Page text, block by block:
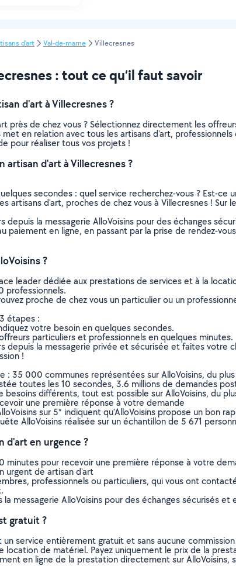
d'art Val-de-marne Villecresnes
: tout ce qu’il faut savoir
d'art à Villecresnes ?
près de chez vous ? Sélectionnez directement les
met en relation avec tous les artisans d'art,
pour réaliser tous vos projets !
artisan d'art à Villecresnes ?
secondes : quel service recherchez-vous ? Est-
artisans d'art, proches de chez vous à Villecresnes !
depuis la messagerie AlloVoisins pour des échanges
paiement en ligne, en passant par la prise de rendez-
?
leader dédiée aux prestations de services et à la
professionnels.
proche de chez vous un particulier ou un
étapes :
votre besoin en quelques secondes.
particuliers et professionnels en quelques minutes.
depuis la messagerie privée et sécurisée et faites votre
!
: 35 000 communes représentées sur AlloVoisins, du
toutes les 10 secondes, 3.6 millions de demandes
besoins différents, tout est possible sur AlloVoisins, du
une première réponse à votre demande
sur 5* indiquent qu’AlloVoisins propose un bon
AlloVoisins réalisée sur un échantillon de 5 671
d'art en urgence ?
minutes pour recevoir une première réponse à votre
urgent de artisan d'art
professionnels ou particuliers, qui vous ont
messagerie AlloVoisins pour des échanges sécurisés
gratuit ?
un service entièrement gratuit et sans aucune
location de matériel. Payez uniquement le prix de la
en ligne de la prestation directement sur AlloVoisins,